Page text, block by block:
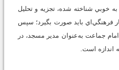
خوبي شناخته شده، تجزيه و تحليل
فرهنگي‌اي بايد صورت بگيرد؛ سپس
جماعت به‌عنوان مدير مسجد، در
اندازه است.